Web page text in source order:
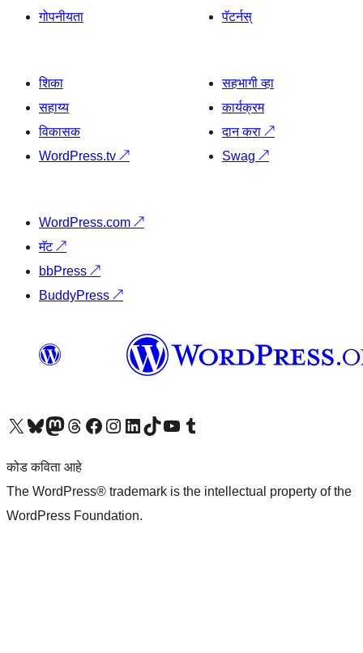
गोपनीयता
पॅटर्नस्
शिका
सहाय्य
विकासक
WordPress.tv ↗
सहभागी व्हा
कार्यक्रम
दान करा ↗
Swag ↗
WordPress.com ↗
मॅट↗
bbPress ↗
BuddyPress ↗
आमच्या X (एक्स) (पूर्वीचे ट्विटर) खात्याला भेट द्या आमच्या ब्लूस्की खात्याला भेट द्या.आमच्या Mastodon खात्याला भेट द्या.आमच्या थ्रेड्स खात्याला भेट द्या. आमच्या फेसबुक पेजला भेट द्या आमच्या इंस्टाग्राम खात्याला भेट द्या आमच्या लिंक्डइन खात्याला भेट द्या आमच्या टिकटॉक अकाउंटला भेट द्या.आमच्या यूट्यूब चॅनेलला भेट द्या आमच्या टंबलर खात्याला भेट द्या.
कोड कविता आहे
The WordPress® trademark is the intellectual property of the
WordPress Foundation.